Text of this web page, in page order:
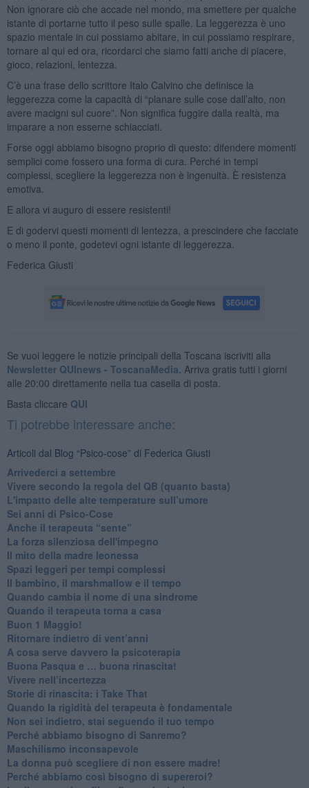
Non ignorare ciò che accade nel mondo, ma smettere per qualche
istante di portarne tutto il peso sulle spalle. La leggerezza è uno
spazio mentale in cui possiamo abitare, in cui possiamo respirare,
tornare al qui ed ora, ricordarci che siamo fatti anche di piacere,
gioco, relazioni, lentezza.
C’è una frase dello scrittore Italo Calvino che definisce la
leggerezza come la capacità di “planare sulle cose dall’alto, non
avere macigni sul cuore”. Non significa fuggire dalla realtà, ma
imparare a non esserne schiacciati.
Forse oggi abbiamo bisogno proprio di questo: difendere momenti
semplici come fossero una forma di cura. Perché in tempi
complessi, scegliere la leggerezza non è ingenuità. È resistenza
emotiva.
E allora vi auguro di essere resistenti!
E di godervi questi momenti di lentezza, a prescindere che facciate
o meno il ponte, godetevi ogni istante di leggerezza.
Federica Giusti
Se vuoi leggere le notizie principali della Toscana iscriviti alla
Newsletter QUInews - ToscanaMedia. Arriva gratis tutti i giorni
alle 20:00 direttamente nella tua casella di posta.
Basta cliccare QUI
Ti potrebbe interessare anche:
Articoli dal Blog “Psico-cose” di Federica Giusti
​Arrivederci a settembre
​Vivere secondo la regola del QB (quanto basta)
​L'impatto delle alte temperature sull’umore
Sei anni di Psico-Cose
​Anche il terapeuta “sente”
​La forza silenziosa dell'impegno
​Il mito della madre leonessa
Spazi leggeri per tempi complessi
Il bambino, il marshmallow e il tempo
​Quando cambia il nome di una sindrome
​Quando il terapeuta torna a casa
​Buon 1 Maggio!
Ritornare indietro di vent’anni
​A cosa serve davvero la psicoterapia
​Buona Pasqua e … buona rinascita!
​Vivere nell’incertezza
​Storie di rinascita: i Take That
​Quando la rigidità del terapeuta è fondamentale
​Non sei indietro, stai seguendo il tuo tempo
​Perché abbiamo bisogno di Sanremo?
​Maschilismo inconsapevole
​La donna può scegliere di non essere madre!
​Perché abbiamo così bisogno di supereroi?